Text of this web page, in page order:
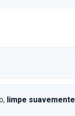
limpe suavemente